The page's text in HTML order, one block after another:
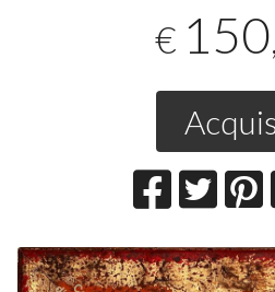
€ 150